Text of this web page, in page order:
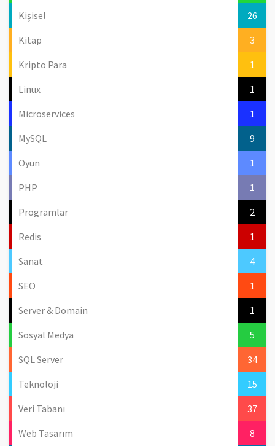
Kişisel
26
Kitap
3
Kripto Para
1
Linux
1
Microservices
1
MySQL
9
Oyun
1
PHP
1
Programlar
2
Redis
1
Sanat
4
SEO
1
Server & Domain
1
Sosyal Medya
5
SQL Server
34
Teknoloji
15
Veri Tabanı
37
Web Tasarım
8